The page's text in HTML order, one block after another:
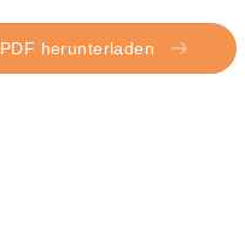
PDF herunterladen